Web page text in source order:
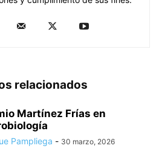
relacionados
Martínez Frías en
Pampliega - 30 marzo, 2026